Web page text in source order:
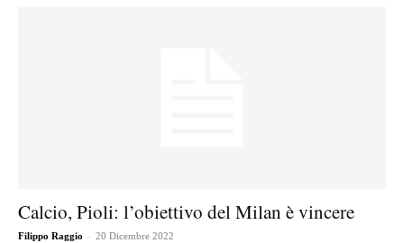
Calcio, Pioli: l’obiettivo del Milan è vincere
Filippo Raggio - 20 Dicembre 2022